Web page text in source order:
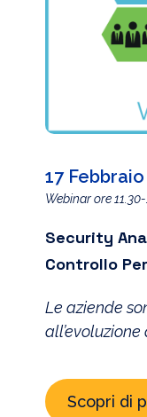
17
Webinar ore
Security
Controllo
Le aziende
informativi,
sicurezza del
Scopri di